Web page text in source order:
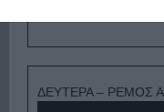
ΔΕΥΤΕΡΑ – ΡΕΜΟΣ